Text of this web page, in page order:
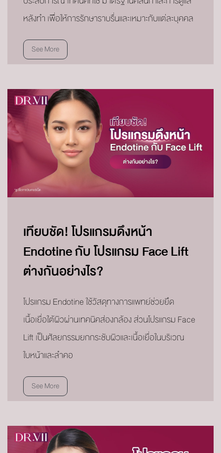
หลังทำ เพื่อให้การรักษาราบรื่นและเหมาะกับแต่ละบุคคล
See More
เทียบชัด! โปรแกรมดึงหน้า
Endotine กับ โปรแกรม Face Lift
ต่างกันอย่างไร?
โปรแกรม Endotine ใช้วัสดุทางการแพทย์ช่วยยึด
เนื้อเยื่อใต้ผิวผ่านเทคนิคส่องกล้อง ส่วนโปรแกรม Face
Lift เป็นศัลยกรรมยกกระชับผิวและเนื้อเยื่อในบริเวณ
ใบหน้าและลำคอ
See More